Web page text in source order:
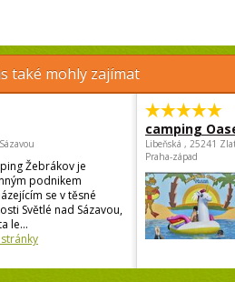
také mohly zajímat
Žebrákov je
podnikem
se v těsné
Světlé nad Sázavou,
le...
camping
Libeňská , 25241
Praha-západ